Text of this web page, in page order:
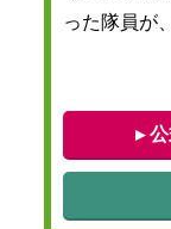
った隊員が
▸